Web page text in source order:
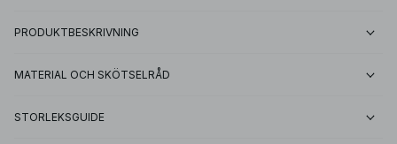
PRODUKTBESKRIVNING
MATERIAL OCH SKÖTSELRÅD
STORLEKSGUIDE